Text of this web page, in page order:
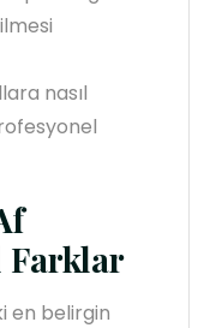
nasıl
Farklar
en belirgin